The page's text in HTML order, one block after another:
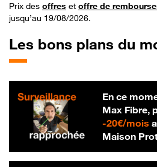
Prix des offres et offre de
jusqu’au 19/08/2026.
Les bons plans du
En ce
Max Fibre,
-20€/mois
Maison